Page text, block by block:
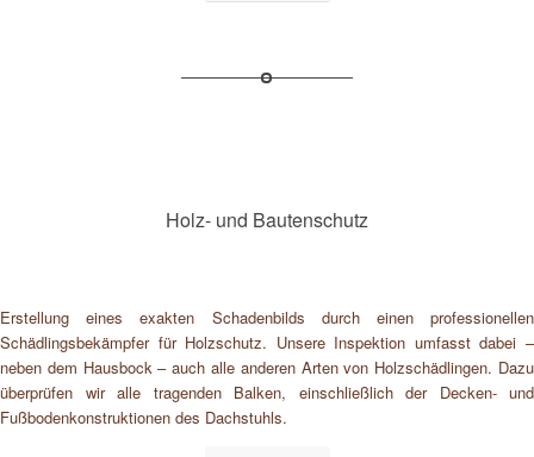
Holz- und Bautenschutz
Erstellung eines exakten Schadenbilds durch einen professionellen
Schädlingsbekämpfer für Holzschutz. Unsere Inspektion umfasst dabei –
neben dem Hausbock – auch alle anderen Arten von Holzschädlingen. Dazu
überprüfen wir alle tragenden Balken, einschließlich der Decken- und
Fußbodenkonstruktionen des Dachstuhls.